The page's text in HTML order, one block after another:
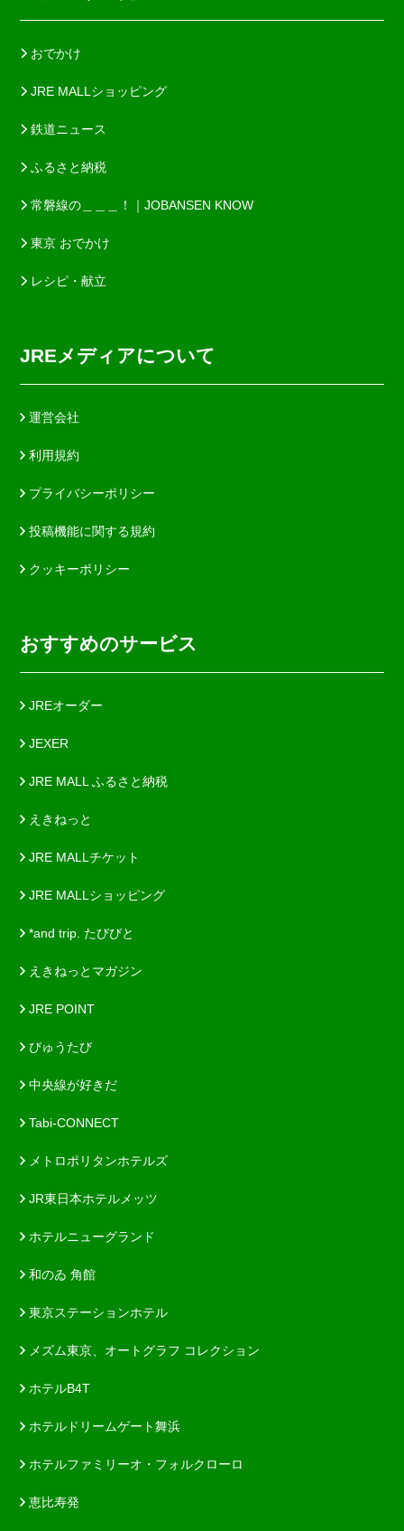
おでかけ
JRE MALLショッピング
鉄道ニュース
ふるさと納税
常磐線の＿＿＿！｜JOBANSEN KNOW
東京 おでかけ
レシピ・献立
JREメディアについて
運営会社
利用規約
プライバシーポリシー
投稿機能に関する規約
クッキーポリシー
おすすめのサービス
JREオーダー
JEXER
JRE MALL ふるさと納税
えきねっと
JRE MALLチケット
JRE MALLショッピング
*and trip. たびびと
えきねっとマガジン
JRE POINT
びゅうたび
中央線が好きだ
Tabi-CONNECT
メトロポリタンホテルズ
JR東日本ホテルメッツ
ホテルニューグランド
和のゐ 角館
東京ステーションホテル
メズム東京、オートグラフ コレクション
ホテルB4T
ホテルドリームゲート舞浜
ホテルファミリーオ・フォルクローロ
恵比寿発